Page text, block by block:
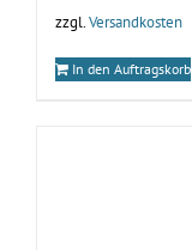
zzgl. Versandkosten
In den Auftragskorb